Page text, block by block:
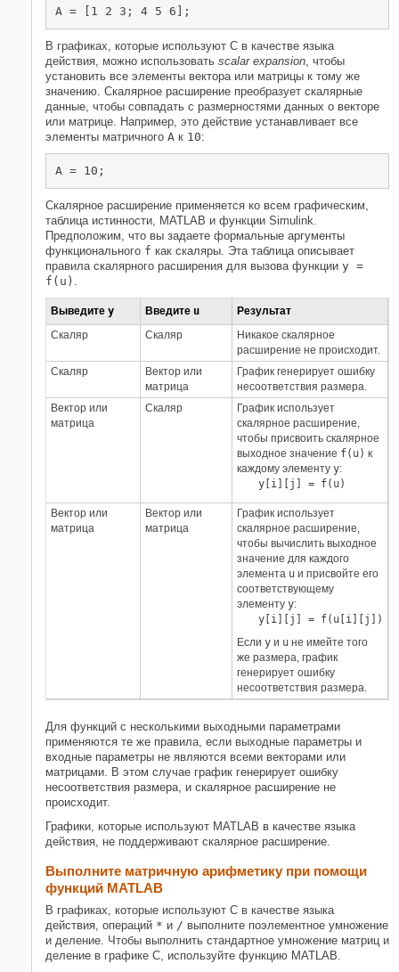
A = [1 2 3; 4 5 6];
В графиках, которые используют C в качестве языка
действия, можно использовать scalar expansion, чтобы
установить все элементы вектора или матрицы к тому же
значению. Скалярное расширение преобразует скалярные
данные, чтобы совпадать с размерностями данных о векторе
или матрице. Например, это действие устанавливает все
элементы матричного A к 10:
A = 10;
Скалярное расширение применяется ко всем графическим,
таблица истинности, MATLAB и функции Simulink.
Предположим, что вы задаете формальные аргументы
функционального f как скаляры. Эта таблица описывает
правила скалярного расширения для вызова функции y =
f(u) .
Выведите y Введите u
Результат
Скаляр
Скаляр
Никакое скалярное
расширение не происходит.
Скаляр
Вектор или
матрица
График генерирует ошибку
несоответствия размера.
Вектор или
матрица
Скаляр
График использует
скалярное расширение,
чтобы присвоить скалярное
выходное значение f(u) к
каждому элементу y:
y[i][j] = f(u)
Вектор или
матрица
Вектор или
матрица
График использует
скалярное расширение,
чтобы вычислить выходное
значение для каждого
элемента u и присвойте его
соответствующему
элементу y:
y[i][j] = f(u[i][j])
Если y и u не имейте того
же размера, график
генерирует ошибку
несоответствия размера.
Для функций с несколькими выходными параметрами
применяются те же правила, если выходные параметры и
входные параметры не являются всеми векторами или
матрицами. В этом случае график генерирует ошибку
несоответствия размера, и скалярное расширение не
происходит.
Графики, которые используют MATLAB в качестве языка
действия, не поддерживают скалярное расширение.
Выполните матричную арифметику при помощи
функций MATLAB
В графиках, которые используют C в качестве языка
действия, операций * и / выполните поэлементное умножение
и деление. Чтобы выполнить стандартное умножение матриц и
деление в графике C, используйте функцию MATLAB.